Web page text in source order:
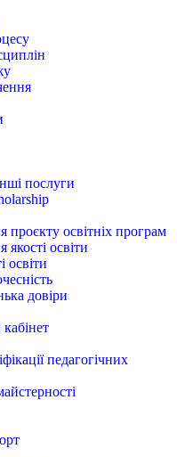
послуги
проєкту освітніх програм
освіти
освіти
довіри
педагогічних